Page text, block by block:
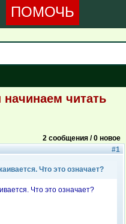
ПОМОЧЬ
читать
2 сообщения / 0 новое
#1
Что это означает?
Что это означает?